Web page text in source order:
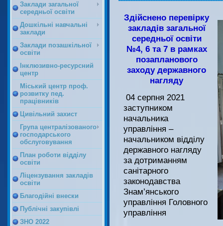
Заклади загальної
середньої освіти
Дошкільні навчальні
заклади
Заклади позашкільної
освіти
Інклюзивно-ресурсний
центр
Міський центр проф.
розвитку пед.
працівників
Цивільний захист
Група централізованого
господарського
обслуговування
План роботи відділу
освіти
Ліцензування закладів
освіти
Благодійні внески
Публічні закупівлі
ЗНО 2022
Здійснено перевірку
закладів загальної
середньої освіти
№4, 6 та 7 в рамках
позапланового
заходу державного
нагляду
04 серпня 2021
заступником
начальника
управління –
начальником відділу
державного нагляду
за дотриманням
санітарного
законодавства
Знам’янського
управління Головного
управління